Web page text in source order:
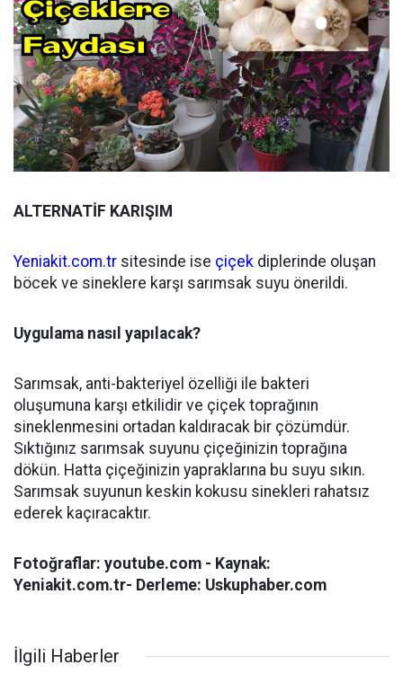
ALTERNATİF KARIŞIM
Yeniakit.com.tr sitesinde ise çiçek diplerinde oluşan
böcek ve sineklere karşı sarımsak suyu önerildi.
Uygulama nasıl yapılacak?
Sarımsak, anti-bakteriyel özelliği ile bakteri
oluşumuna karşı etkilidir ve çiçek toprağının
sineklenmesini ortadan kaldıracak bir çözümdür.
Sıktığınız sarımsak suyunu çiçeğinizin toprağına
dökün. Hatta çiçeğinizin yapraklarına bu suyu sıkın.
Sarımsak suyunun keskin kokusu sinekleri rahatsız
ederek kaçıracaktır.
Fotoğraflar: youtube.com - Kaynak:
Yeniakit.com.tr- Derleme: Uskuphaber.com
İlgili Haberler